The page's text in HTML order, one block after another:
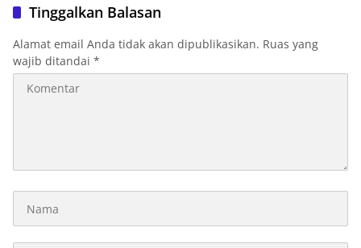
Tinggalkan Balasan
Alamat email Anda tidak akan dipublikasikan. Ruas yang
wajib ditandai *